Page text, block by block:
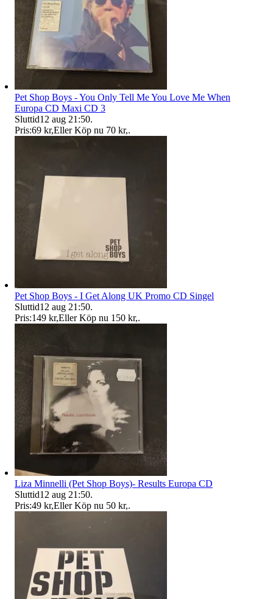
Pet Shop Boys - You Only Tell Me You Love Me When
Europa CD Maxi CD 3
Sluttid12 aug 21:50.
Pris:69 kr,Eller Köp nu 70 kr,.
Pet Shop Boys - I Get Along UK Promo CD Singel
Sluttid12 aug 21:50.
Pris:149 kr,Eller Köp nu 150 kr,.
Liza Minnelli (Pet Shop Boys)- Results Europa CD
Sluttid12 aug 21:50.
Pris:49 kr,Eller Köp nu 50 kr,.